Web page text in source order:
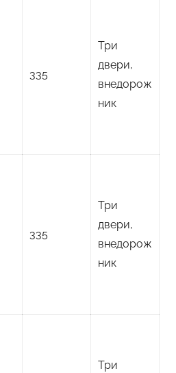
335
Три
двери,
внедорож
ник
335
Три
двери,
внедорож
ник
Три